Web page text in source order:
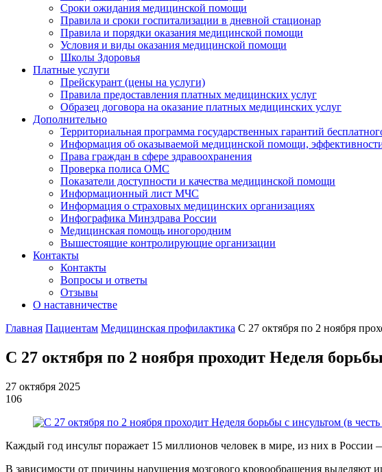
Сроки ожидания медицинской помощи
Правила и сроки госпитализации в дневной стационар
Правила и порядки оказания медицинской помощи
Условия и виды оказания медицинской помощи
Школы Здоровья
Платные услуги
Прейскурант (цены на услуги)
Правила предоставления платных медицинских услуг
Образец договора на оказание платных медицинских услуг
Дополнительно
Территориальная программа государственных гарантий
Информация об оказываемой медицинской помощи,
Права граждан в сфере здравоохранения
Проверка полиса ОМС
Показатели доступности и качества медицинской помощи
Информационный лист МЧС
Информация о страховых медицинских организациях
Инфографика Минздрава России
Медицинская помощь иногородним
Вышестоящие контролирующие организации
Контакты
Контакты
Вопросы и ответы
Отзывы
О наставничестве
Главная Пациентам Медицинская профилактика С 27 октября по 2 ноября
С 27 октября по 2 ноября проходит Неделя
27 октября 2025
106
Каждый год инсульт поражает 15 миллионов человек в мире, из них в России
В зависимости от причины нарушения мозгового кровообращения выделяют